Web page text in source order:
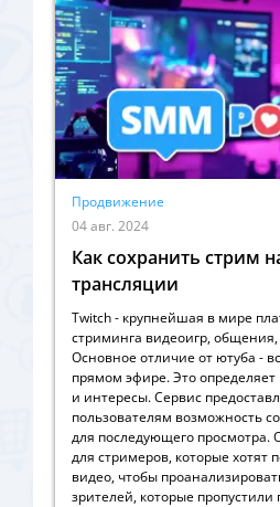
Продвижение
04 авг. 2024
Как сохранить стрим
трансляции
Twitch - крупнейшая в мире
стриминга видеоигр,
Основное отличие от ютуба -
прямом эфире. Это определяет
и интересы. Сервис
пользователям возможность
для последующего просмотра.
для стримеров, которые хотят
видео, чтобы
зрителей, которые